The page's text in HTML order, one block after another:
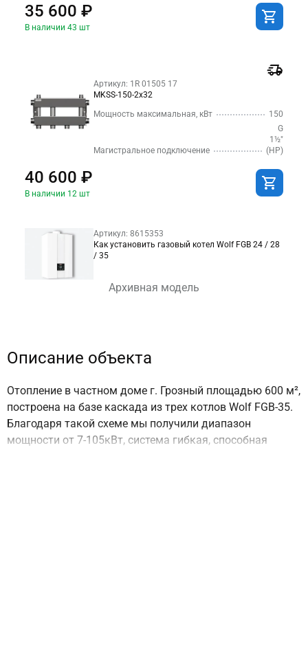
35 600 ₽
В наличии 43 шт
Артикул: 1R 01505 17
MKSS-150-2x32
Мощность максимальная, кВт
150
Магистральное подключение
G
1½″
(НР)
40 600 ₽
В наличии 12 шт
Артикул: 8615353
Как установить газовый котел Wolf FGB 24 / 28
/ 35
Архивная модель
Описание объекта
Отопление в частном доме г. Грозный площадью 600 м²,
построена на базе каскада из трех котлов Wolf FGB-35.
Благодаря такой схеме мы получили диапазон
мощности от 7-105кВт, система гибкая, способная